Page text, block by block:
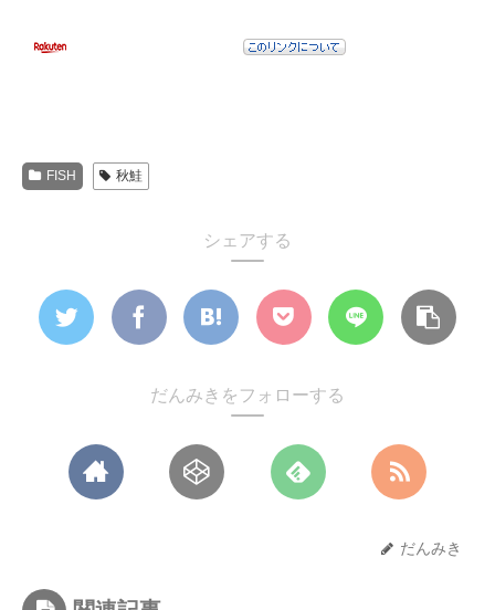
FISH 秋鮭
シェアする
だんみきをフォローする
だんみき